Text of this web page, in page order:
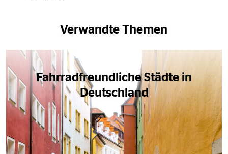
Verwandte Themen
Fahrradfreundliche Städte in
Deutschland